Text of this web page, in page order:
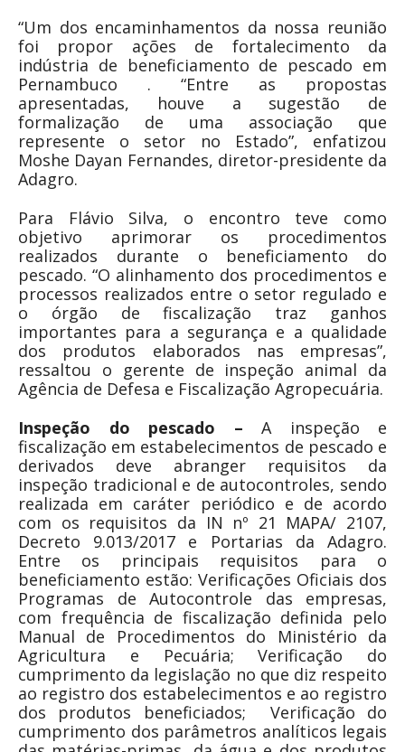
“Um dos encaminhamentos da nossa reunião
foi propor ações de fortalecimento da
indústria de beneficiamento de pescado em
Pernambuco . “Entre as propostas
apresentadas, houve a sugestão de
formalização de uma associação que
represente o setor no Estado”, enfatizou
Moshe Dayan Fernandes, diretor-presidente da
Adagro.
Para Flávio Silva, o encontro teve como
objetivo aprimorar os procedimentos
realizados durante o beneficiamento do
pescado. “O alinhamento dos procedimentos e
processos realizados entre o setor regulado e
o órgão de fiscalização traz ganhos
importantes para a segurança e a qualidade
dos produtos elaborados nas empresas”,
ressaltou o gerente de inspeção animal da
Agência de Defesa e Fiscalização Agropecuária.
Inspeção do pescado – A inspeção e
fiscalização em estabelecimentos de pescado e
derivados deve abranger requisitos da
inspeção tradicional e de autocontroles, sendo
realizada em caráter periódico e de acordo
com os requisitos da IN nº 21 MAPA/ 2107,
Decreto 9.013/2017 e Portarias da Adagro.
Entre os principais requisitos para o
beneficiamento estão: Verificações Oficiais dos
Programas de Autocontrole das empresas,
com frequência de fiscalização definida pelo
Manual de Procedimentos do Ministério da
Agricultura e Pecuária; Verificação do
cumprimento da legislação no que diz respeito
ao registro dos estabelecimentos e ao registro
dos produtos beneficiados; Verificação do
cumprimento dos parâmetros analíticos legais